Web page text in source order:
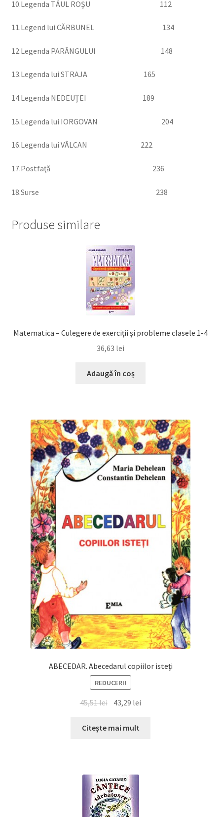
10.Legenda TĂUL ROŞU 112
11.Legend lui CĂRBUNEL 134
12.Legenda PARÂNGULUI 148
13.Legenda lui STRAJA 165
14.Legenda NEDEUŢEI 189
15.Legenda lui IORGOVAN 204
16.Legenda lui VÂLCAN 222
17.Postfaţă 236
18.Surse 238
Produse similare
Matematica – Culegere de exerciții și probleme clasele 1-4
36,63 lei
Adaugă în coș
ABECEDAR. Abecedarul copiilor isteți
REDUCERI!
45,51lei Prețul
a
43,29 lei
Citește mai mult